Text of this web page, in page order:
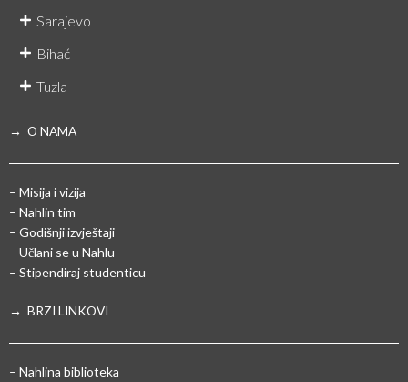
Sarajevo
Bihać
Tuzla
→ O NAMA
– Misija i vizija
– Nahlin tim
– Godišnji izvještaji
– Učlani se u Nahlu
– Stipendiraj studenticu
→ BRZI LINKOVI
– Nahlina biblioteka